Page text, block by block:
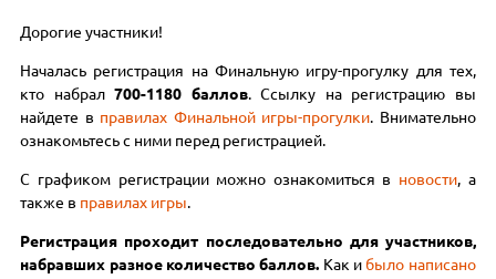
Дорогие участники!
Началась регистрация на Финальную игру-прогулку для тех,
кто набрал700-1180 баллов. Ссылку на регистрацию вы
найдете в правилах Финальной игры-прогулки. Внимательно
ознакомьтесь с ними перед регистрацией.
С графиком регистрации можно ознакомиться в новости, а
также в правилах игры.
Регистрация проходит последовательно для участников,
набравших разное количество баллов. Как ибыло написано